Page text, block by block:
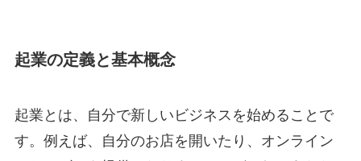
起業の定義と基本概念
起業とは、自分で新しいビジネスを始めることで
す。例えば、自分のお店を開いたり、オンライン